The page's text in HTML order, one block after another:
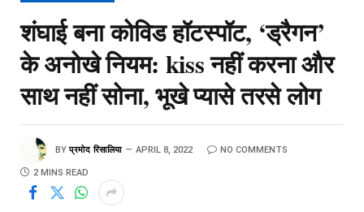
शंघाई बना कोविड हॉटस्पॉट, ‘ड्रैगन’
के अनोखे नियम: kiss नहीं करना और
साथ नहीं सोना, भूखे प्यासे तरसे लोग
BY प्रमोद रिसालिया APRIL 8, 2022 NO COMMENTS
2 MINS READ